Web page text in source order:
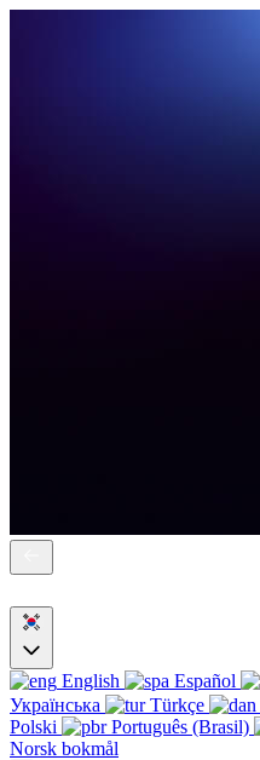
English Español
Українська
Türkçe
Polski
Português (Brasil)
Norsk bokmål